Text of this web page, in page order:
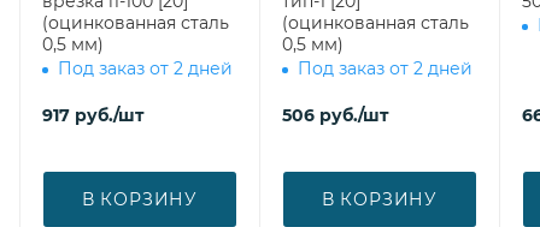
(оцинкованная сталь
0,5 мм)
Под заказ от 2 дней
917 руб./шт
В КОРЗИНУ
(оцинкованная сталь
0,5 мм)
Под заказ от 2 дней
506 руб./шт
В КОРЗИНУ